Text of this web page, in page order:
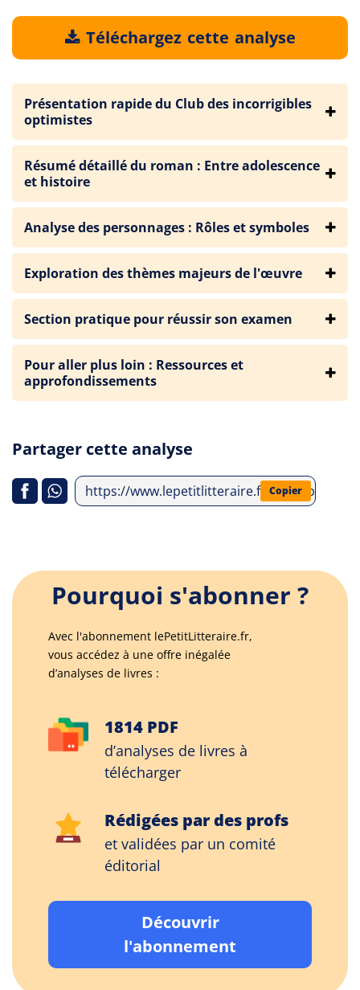
Téléchargez cette analyse
Présentation rapide du Club des incorrigibles
optimistes
Résumé détaillé du roman : Entre adolescence
et histoire
Analyse des personnages : Rôles et symboles
Exploration des thèmes majeurs de l'œuvre
Section pratique pour réussir son examen
Pour aller plus loin : Ressources et
approfondissements
Partager cette analyse
https://www.lepetitlitteraire.fr/index.php/
Copier
Pourquoi s'abonner ?
Avec l'abonnement lePetitLitteraire.fr,
vous accédez à une offre inégalée
d’analyses de livres :
1814 PDF
d’analyses de livres à
télécharger
Rédigées par des profs
et validées par un comité
éditorial
Découvrir
l'abonnement